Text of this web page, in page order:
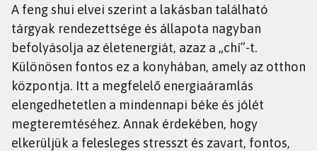
A feng shui elvei szerint a lakásban található
tárgyak rendezettsége és állapota nagyban
befolyásolja az életenergiát, azaz a „chí”-t.
Különösen fontos ez a konyhában, amely az otthon
központja. Itt a megfelelő energiaáramlás
elengedhetetlen a mindennapi béke és jólét
megteremtéséhez. Annak érdekében, hogy
elkerüljük a felesleges stresszt és zavart, fontos,